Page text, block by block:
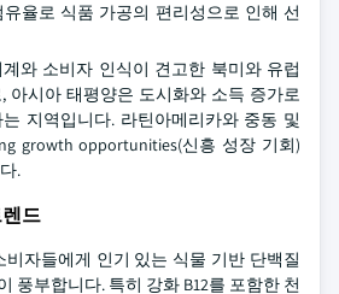
율로 식품 가공의 편리성으로 인해 선
와 소비자 인식이 견고한 북미와 유럽
아시아 태평양은 도시화와 소득 증가로
지역입니다. 라틴아메리카와 중동 및
growth opportunities(신흥 성장 기회)
.
드
자들에게 인기 있는 식물 기반 단백질
풍부합니다. 특히 강화 B12를 포함한 천